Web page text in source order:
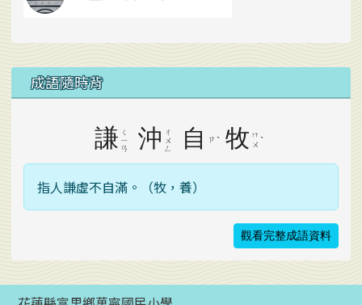
成語隨時背
謙 ㄑ
ㄧ
ㄢ
沖
ㄔ
ㄨ
ㄥ
自 ㄗ ˋ 牧 ㄇ
ㄨ ˋ
指人謙虛不自滿。（牧，養）
觀看完整成語資料